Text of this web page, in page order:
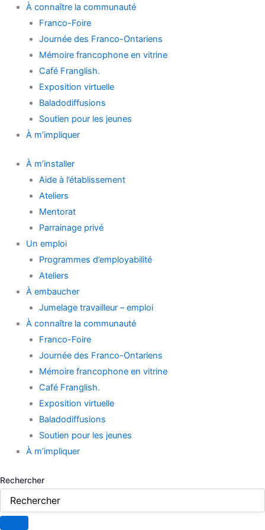
À connaître la communauté
Franco-Foire
Journée des Franco-Ontariens
Mémoire francophone en vitrine
Café Franglish.
Exposition virtuelle
Baladodiffusions
Soutien pour les jeunes
À m’impliquer
À m’installer
Aide à l’établissement
Ateliers
Mentorat
Parrainage privé
Un emploi
Programmes d’employabilité
Ateliers
À embaucher
Jumelage travailleur – emploi
À connaître la communauté
Franco-Foire
Journée des Franco-Ontariens
Mémoire francophone en vitrine
Café Franglish.
Exposition virtuelle
Baladodiffusions
Soutien pour les jeunes
À m’impliquer
Rechercher